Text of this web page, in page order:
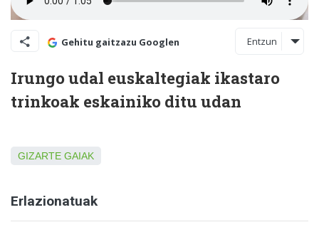
Gehitu gaitzazu Googlen Entzun
Irungo udal euskaltegiak ikastaro
trinkoak eskainiko ditu udan
GIZARTE GAIAK
Erlazionatuak